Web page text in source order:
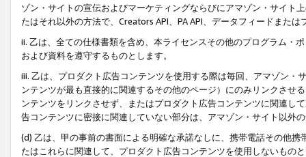
ゾン・サイトの宣伝およびマーケティングならびにアマゾン・サイト
たはそれ以外の方法で、Creators API、PA API、データフィードまた
ii. 乙は、全ての仕様書類を含め、本ライセンスその他のプログラム・
および資料を遵守するものとします。
iii. 乙は、プロダクト広告コンテンツを使用する際は毎回、アマゾン
ンテンツが最も直接的に関連するその他のページ）にのみリンクさせ
ンテンツをリンクさせず、またはプロダクト広告コンテンツに関連し
告コンテンツに密接に関連していない部分は、アマゾン・サイト以外
(d) 乙は、甲の事前の書面による明確な承諾なしに、携帯電話その他
たはこれらに関連して、プロダクト広告コンテンツを使用しないもの